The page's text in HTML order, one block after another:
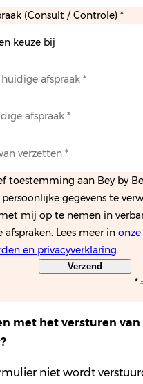
(Consult / Controle) *
toestemming aan Bey by
gegevens te
mij op te nemen in
afspraken. Lees meer in
en privacyverklaring.
Verzend
*
met het versturen
niet wordt